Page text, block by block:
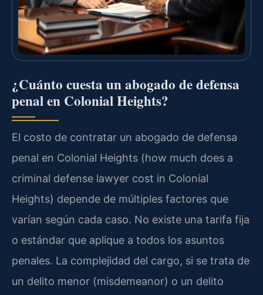
¿Cuánto cuesta un abogado de defensa
penal en Colonial Heights?
El costo de contratar un abogado de defensa
penal en Colonial Heights (how much does a
criminal defense lawyer cost in Colonial
Heights) depende de múltiples factores que
varían según cada caso. No existe una tarifa fija
o estándar que aplique a todos los asuntos
penales. La complejidad del cargo, si se trata de
un delito menor (misdemeanor) o un delito